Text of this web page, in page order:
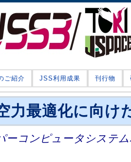
ご紹介 JSS利用成果 刊行物
力最適化に向け
ーコンピュータシステ